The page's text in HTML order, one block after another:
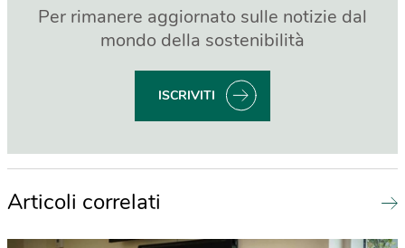
Per rimanere aggiornato sulle notizie dal
mondo della sostenibilità
ISCRIVITI
Articoli correlati